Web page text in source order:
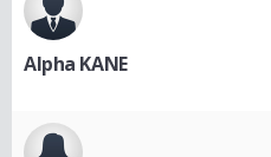
Alpha KANE